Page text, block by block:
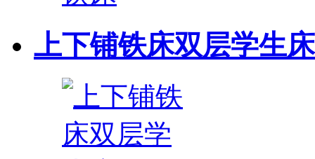
上下铺铁床双层学生床